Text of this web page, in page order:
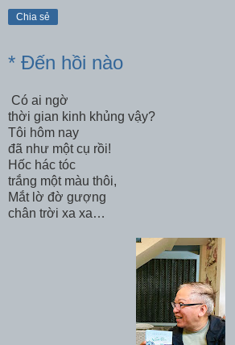
Chia sẻ
* Đến hồi nào
Có ai ngờ
thời gian kinh khủng vậy?
Tôi hôm nay
đã như một cụ rồi!
Hốc hác tóc
trắng một màu thôi,
Mắt lờ đờ gượng
chân trời xa xa…